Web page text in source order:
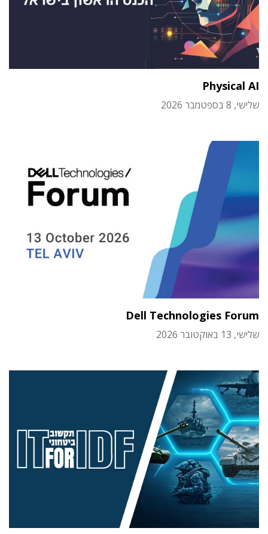
Physical AI
שלישי, 8 בספטמבר 2026
Dell Technologies Forum
שלישי, 13 באוקטובר 2026